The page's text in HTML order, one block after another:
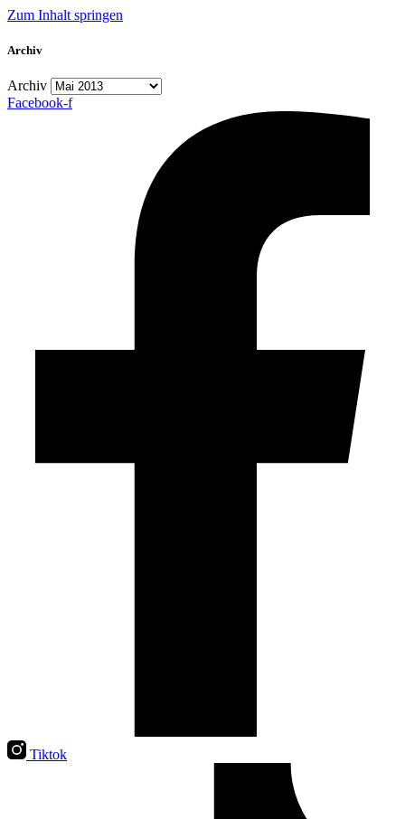
Zum Inhalt springen
Archiv
Archiv
Facebook-f
Tiktok